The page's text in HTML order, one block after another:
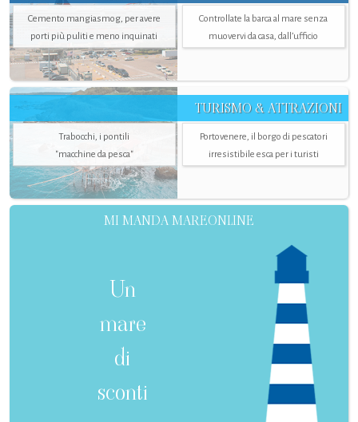
Cemento mangiasmog, per avere
porti più puliti e meno inquinati
Controllate la barca al mare senza
muovervi da casa, dall’ufficio
TURISMO & ATTRAZIONI
Trabocchi, i pontili
"macchine da pesca"
Portovenere, il borgo di pescatori
irresistibile esca per i turisti
MI MANDA MAREONLINE
Un
mare
di
sconti